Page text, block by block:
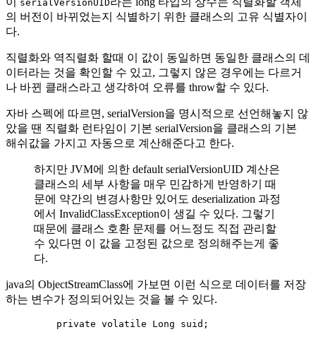
serialVersionUID
의 버전이 바뀌었는지 식별하기 위한 클래스의 고유 식별자이
다.
직렬화와 역직렬화 할때 이 값이 동일하면 동일한 클래스의 데
이터라는 것을 확인할 수 있고, 그렇지 않은 경우에는 다르거
나 바뀐 클래스라고 생각하여 오류를 throw할 수 있다.
자바 스펙에 따르면, serialVersion을 명시적으로 선언해놓지 않
았을 땐 직렬화 런타임이 기본 serialVersion을 클래스의 기본
해쉬값을 가지고 자동으로 계산해준다고 한다.
하지만 JVM에 의한 default serialVersionUID 계산은
클래스의 세부 사항을 매우 민감하게 반영하기 때
문에 약간의 변경사항만 있어도 deserialization 과정
에서 InvalidClassException이 생길 수 있다. 그렇기
때문에 클래스 호환 문제를 어느정도 직접 관리할
수 있다면 이 값을 고정된 값으로 정의해주는게 좋
다.
java의 ObjectStreamClass에 가보면 이런 식으로 데이터를 저장
하는 변수가 정의되어있는 것을 볼 수 있다.
private volatile Long suid ;